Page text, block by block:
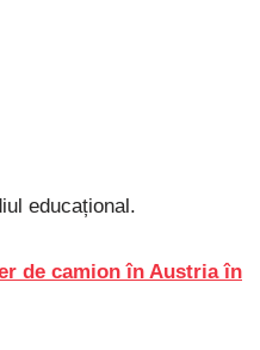
educațional.
de camion în Austria în